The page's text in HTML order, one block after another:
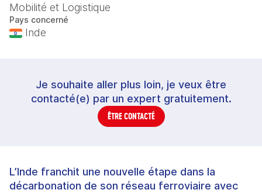
Mobilité et Logistique
Pays concerné
Inde
Je souhaite aller plus loin, je veux être
contacté(e) par un expert gratuitement.
ÊTRE CONTACTÉ
L’Inde franchit une nouvelle étape dans la
décarbonation de son réseau ferroviaire avec